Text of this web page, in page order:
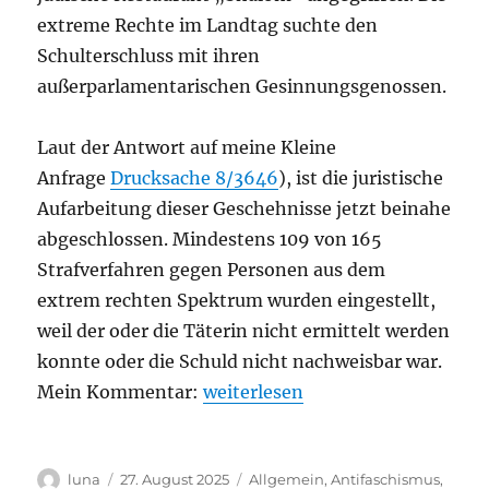
extreme Rechte im Landtag suchte den
Schulterschluss mit ihren
außerparlamentarischen Gesinnungsgenossen.
Laut der Antwort auf meine Kleine
AnfrageDrucksache 8/3646), ist die juristische
Aufarbeitung dieser Geschehnisse jetzt beinahe
abgeschlossen. Mindestens 109 von 165
Strafverfahren gegen Personen aus dem
extrem rechten Spektrum wurden eingestellt,
weil der oder die Täterin nicht ermittelt werden
konnte oder die Schuld nicht nachweisbar war.
Mein Kommentar:„Aufarbeitung der extrem
weiterlesen
Autor
luna
Veröffentlicht
27. August 2025 Kategorien
Allgemein,Antifaschismus,